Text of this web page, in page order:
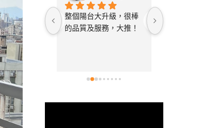
將自己
間拍照詢
該如何測
您討論需
的「圖
(現在也開
讓空間不
什麼會選
多專業比
的影片有
整個陽台大升級，很棒
的品質及服務，大推！